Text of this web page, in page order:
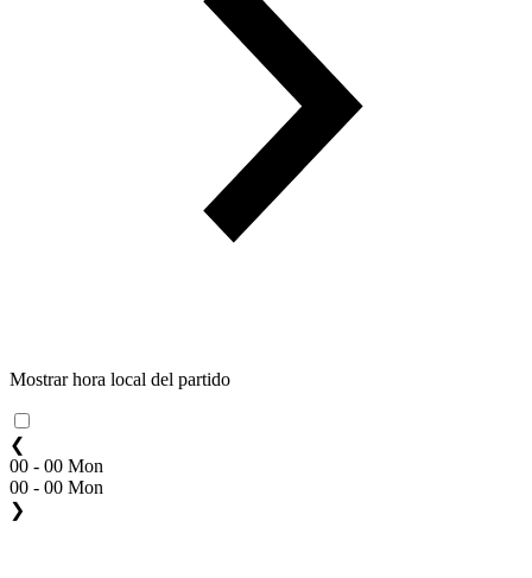
Mostrar hora local del partido
❮
00 - 00 Mon
00 - 00 Mon
❯